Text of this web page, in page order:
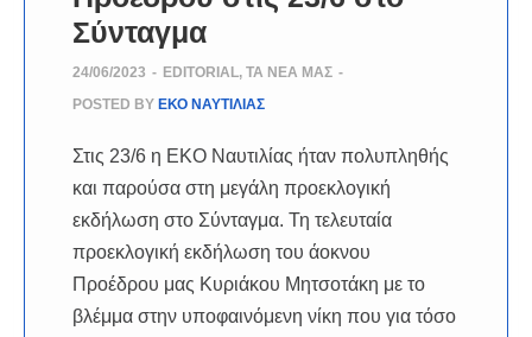
Σύνταγμα
24/06/2023 - EDITORIAL, ΤΑ ΝΈΑ ΜΑΣ -
POSTED BY ΕΚΟ ΝΑΥΤΙΛΙΑΣ
Στις 23/6 η ΕΚΟ Ναυτιλίας ήταν πολυπληθής
και παρούσα στη μεγάλη προεκλογική
εκδήλωση στο Σύνταγμα. Τη τελευταία
προεκλογική εκδήλωση του άοκνου
Προέδρου μας Κυριάκου Μητσοτάκη με το
βλέμμα στην υποφαινόμενη νίκη που για τόσο